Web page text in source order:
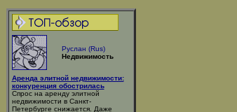
Руслан (Rus)
Недвижимость
Аренда элитной недвижимости:
конкуренция обострилась
Спрос на аренду элитной
недвижимости в Санкт-
Петербурге снижается. Даже